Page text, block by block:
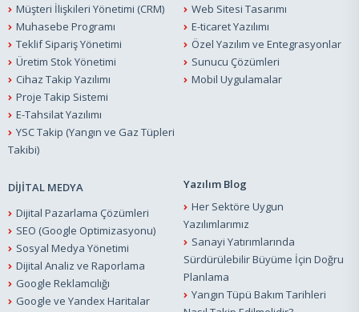
Müşteri İlişkileri Yönetimi (CRM)
Muhasebe Programı
Teklif Sipariş Yönetimi
Üretim Stok Yönetimi
Cihaz Takip Yazılımı
Proje Takip Sistemi
E-Tahsilat Yazılımı
YSC Takip (Yangın ve Gaz Tüpleri
Takibi)
Web Sitesi Tasarımı
E-ticaret Yazılımı
Özel Yazılım ve Entegrasyonlar
Sunucu Çözümleri
Mobil Uygulamalar
DİJİTAL MEDYA
Dijital Pazarlama Çözümleri
SEO (Google Optimizasyonu)
Sosyal Medya Yönetimi
Dijital Analiz ve Raporlama
Google Reklamcılığı
Google ve Yandex Haritalar
Yazılım Blog
Her Sektöre Uygun
Yazılımlarımız
Sanayi Yatırımlarında
Sürdürülebilir Büyüme İçin Doğru
Planlama
Yangın Tüpü Bakım Tarihleri